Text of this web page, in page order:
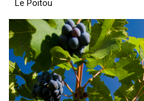
Le Poitou